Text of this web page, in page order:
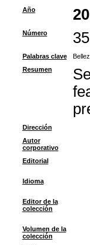
Año
Número 35
Palabras clave
Resumen
Dirección
Autor
corporativo
Editorial
Idioma
Editor de la
colección
Volumen de la
colección